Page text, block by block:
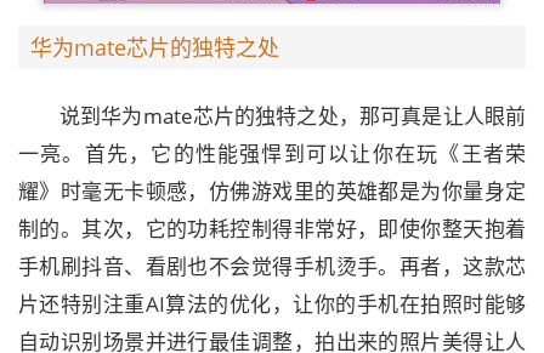
华为mate芯片的独特之处
说到华为mate芯片的独特之处，那可真是让人眼前
一亮。首先，它的性能强悍到可以让你在玩《王者荣
耀》时毫无卡顿感，仿佛游戏里的英雄都是为你量身定
制的。其次，它的功耗控制得非常好，即使你整天抱着
手机刷抖音、看剧也不会觉得手机烫手。再者，这款芯
片还特别注重AI算法的优化，让你的手机在拍照时能够
自动识别场景并进行最佳调整，拍出来的照片美得让人